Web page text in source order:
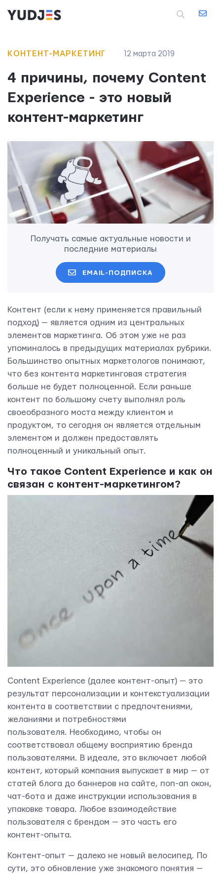
КОНТЕНТ-МАРКЕТИНГ 12 мартa 2019
4 причины, почему Content
Experience - это новый
контент-маркетинг
Получать самые актуальные новости и
последние материалы
EMAIL-ПОДПИСКА
Контент (если к нему применяется правильный
подход) — является одним из центральных
элементов маркетинга. Об этом уже не раз
упоминалось в предыдущих материалах рубрики.
Большинство опытных маркетологов понимают,
что без контента маркетинговая стратегия
больше не будет полноценной. Если раньше
контент по большому счету выполнял роль
своеобразного моста между клиентом и
продуктом, то сегодня он является отдельным
элементом и должен предоставлять
полноценный и уникальный опыт.
Что такое Content Experience и как он
связан с контент-маркетингом?
Content Experience (далее контент-опыт) — это
результат персонализации и контекстуализации
контента в соответствии с предпочтениями,
желаниями и потребностями
пользователя. Необходимо, чтобы он
соответствовал общему восприятию бренда
пользователями. В идеале, это включает любой
контент, который компания выпускает в мир — от
статей блога до баннеров на сайте, поп-ап окон,
чат-бота и даже инструкции использования в
упаковке товара. Любое взаимодействие
пользователя с брендом — это часть его
контент-опыта.
Контент-опыт — далеко не новый велосипед. По
сути, это обновление уже знакомого понятия —